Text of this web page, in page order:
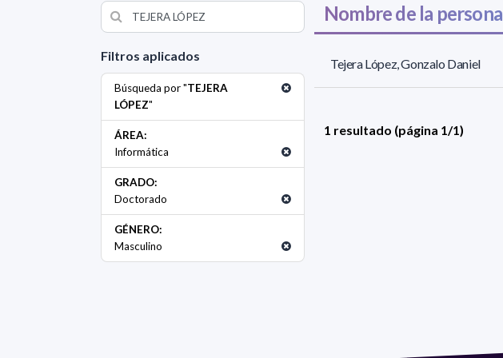
Filtros aplicados
Búsqueda por "TEJERA
LÓPEZ"
ÁREA:
Informática
GRADO:
Doctorado
GÉNERO:
Masculino
Nombre de la persona
Tejera López, Gonzalo Daniel
1 resultado (página 1/1)